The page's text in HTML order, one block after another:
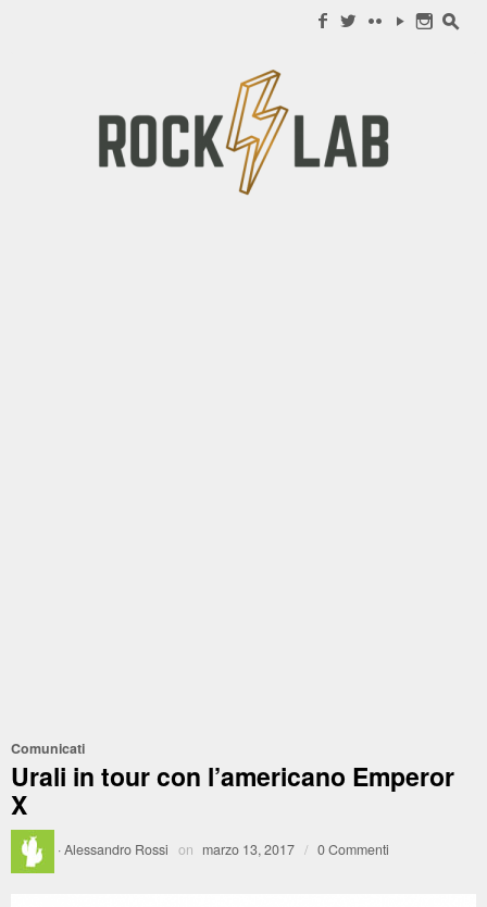
f w c y n s
Comunicati
Urali in tour con l’americano Emperor
X
·Alessandro Rossi on marzo 13, 2017 / 0 Commenti